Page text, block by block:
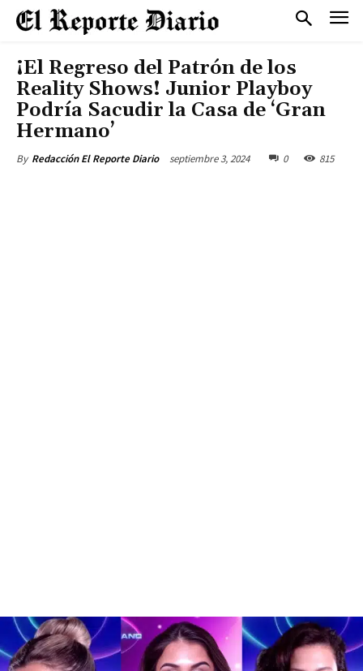
¡El Regreso del Patrón de los
Reality Shows! Junior Playboy
Podría Sacudir la Casa de ‘Gran
Hermano’
By Redacción El Reporte Diario septiembre 3, 2024 0 815